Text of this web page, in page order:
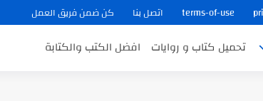
terms-of-use اتصل بنا كن ضمن فريق العمل
تحميل كتاب و روايات افضل الكتب والكتابة